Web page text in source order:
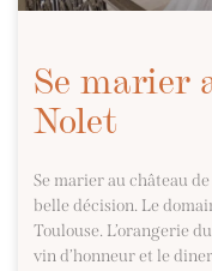
Se marier
Nolet
Se marier au château
belle décision. Le
Toulouse. L’orangerie
vin d’honneur et le